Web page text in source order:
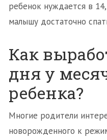
ребенок нуждается в
малышу достаточно
Как
дня у
ребенка?
Многие родители
новорожденного к